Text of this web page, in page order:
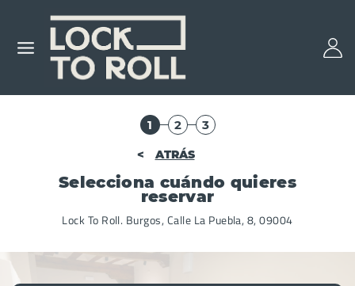
1 2 3
< ATRÁS
Selecciona cuándo quieres
reservar
Lock To Roll. Burgos, Calle La Puebla, 8, 09004